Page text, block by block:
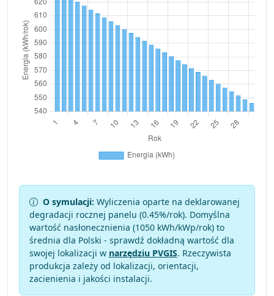
O symulacji: Wyliczenia oparte na deklarowanej
degradacji rocznej panelu (0.45%/rok). Domyślna
wartość nasłonecznienia (1050 kWh/kWp/rok) to
średnia dla Polski - sprawdź dokładną wartość dla
swojej lokalizacji w narzędziu PVGIS. Rzeczywista
produkcja zależy od lokalizacji, orientacji,
zacienienia i jakości instalacji.